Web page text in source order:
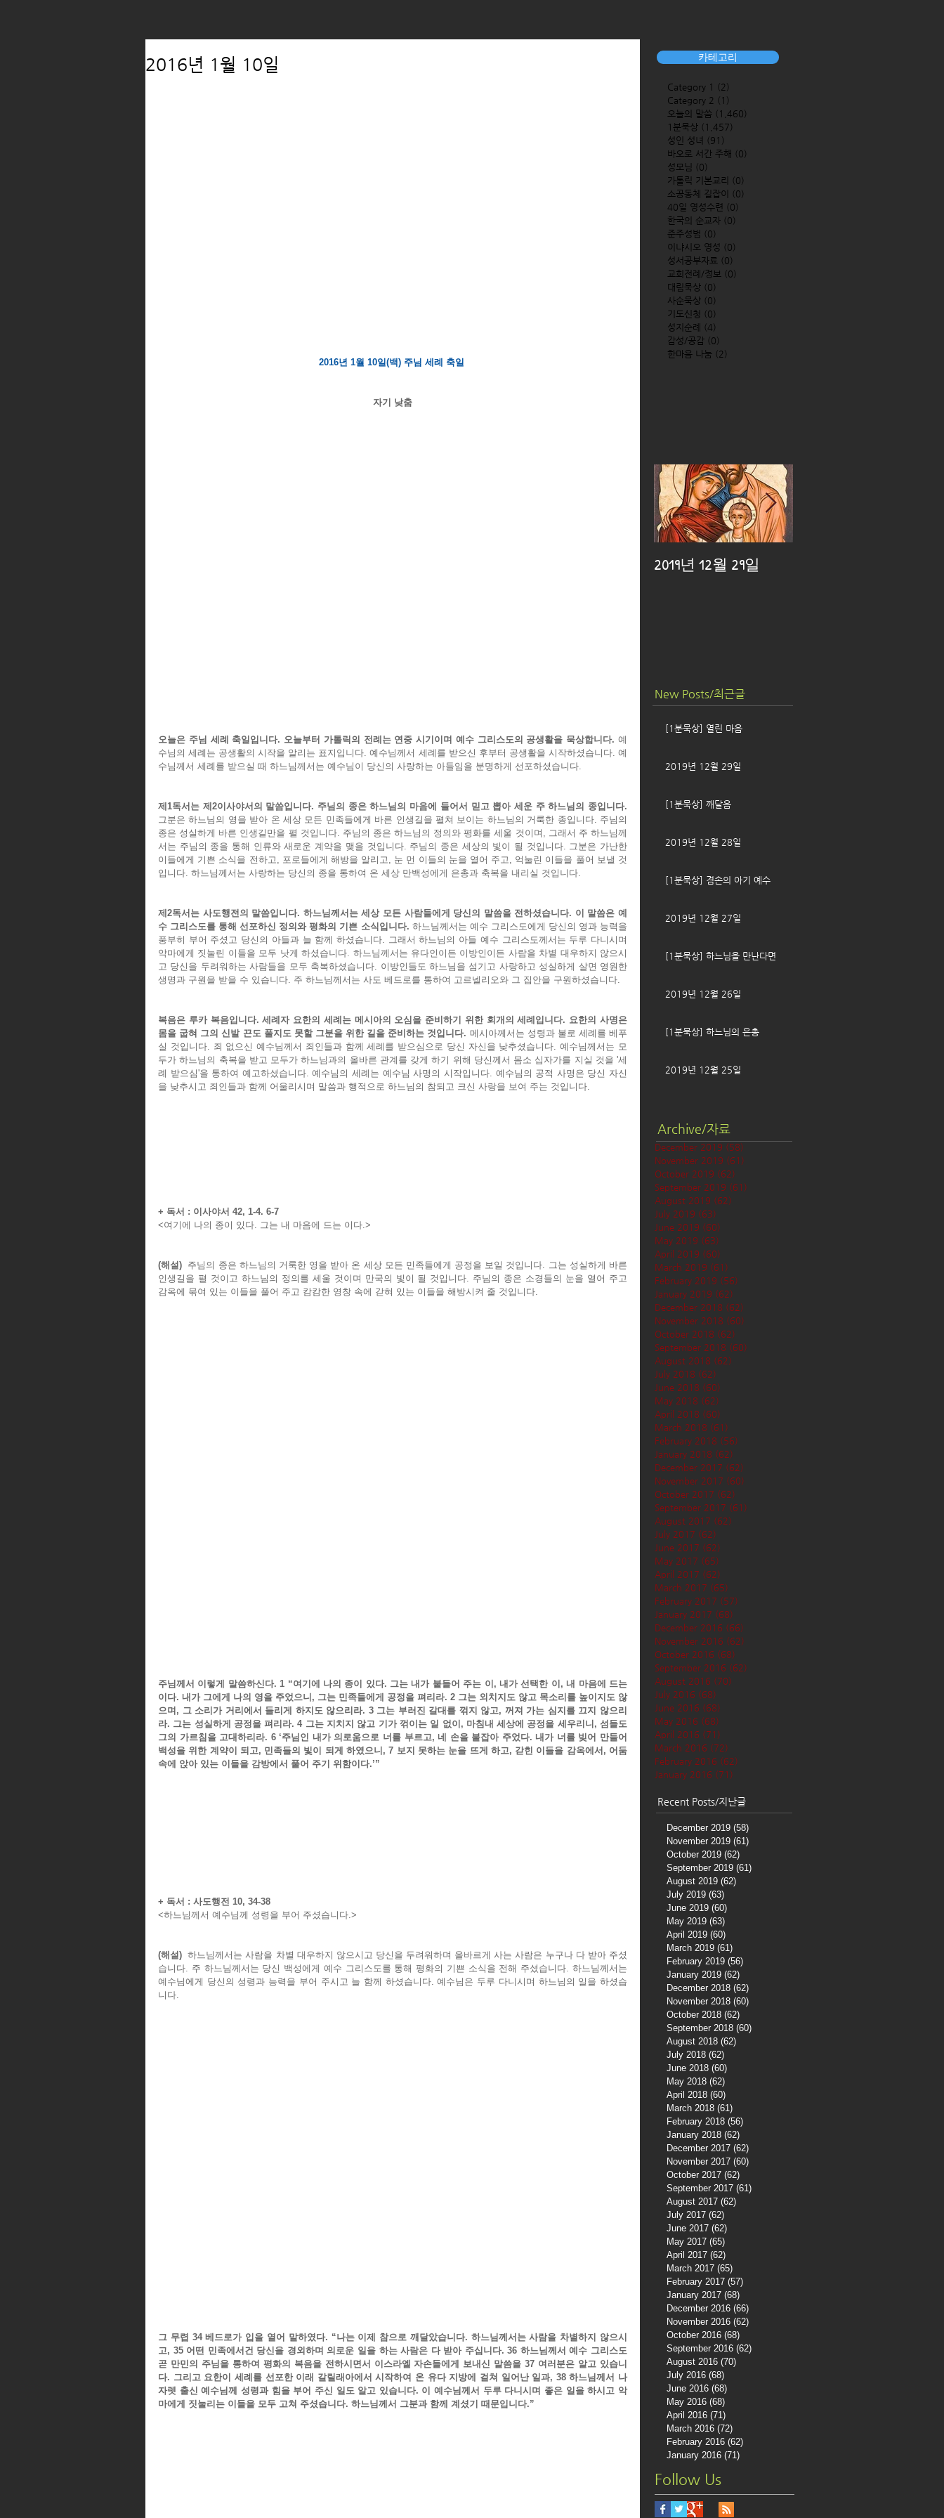
카테고리
Category 1 (2)
Category 2 (1)
오늘의 말씀 (1,460)
1분묵상 (1,457)
성인 성녀 (91)
바오로 서간 주해 (0)
성모님 (0)
가톨릭 기본교리 (0)
소공동체 길잡이
(0)
40일 영성수련 (0)
한국의 순교자 (0)
준주성범 (0)
이냐시오 영성 (0)
성서공부자료 (0)
교회전례/정보 (0)
대림묵상 (0)
사순묵상 (0)
기도신청 (0)
성지순례
(4)
감성/공감 (0)
한마음 나눔 (2)
2019년 12월 29일
New Posts/최근글
[1분묵상] 열린 마음
2019년 12월 29일
[1분묵상] 깨달음
2019년 12월 28일
[1분묵상] 겸손의 아기 예수
2019년 12월 27일
[1분묵상] 하느님을 만난다면
2019년 12월 26일
[1분묵상] 하느님의 은총
2019년 12월 25일
Archive/자료
December 2019 (58)
November 2019 (61)
October 2019 (62)
September 2019 (61)
August 2019 (62)
July 2019 (63)
June 2019 (60)
May 2019 (63)
April 2019 (60)
March 2019 (61)
February 2019 (56)
January 2019 (62)
December 2018 (62)
November 2018 (60)
October 2018 (62)
September 2018 (60)
August 2018 (62)
July 2018 (62)
June 2018 (60)
May 2018 (62)
April 2018 (60)
March 2018 (61)
February 2018 (56)
January 2018 (62)
December 2017 (62)
November 2017 (60)
October 2017 (62)
September 2017 (61)
August 2017 (62)
July 2017 (62)
June 2017 (62)
May 2017 (65)
April 2017 (62)
March 2017 (65)
February 2017 (57)
January 2017 (68)
December 2016 (66)
November 2016 (62)
October 2016 (68)
September 2016 (62)
August 2016 (70)
July 2016 (68)
June 2016 (68)
May 2016 (68)
April 2016 (71)
March 2016 (72)
February 2016 (62)
January 2016 (71)
Recent Posts/지난글
December 2019 (58)
November 2019 (61)
October 2019 (62)
September 2019 (61)
August 2019 (62)
July 2019 (63)
June 2019 (60)
May 2019 (63)
April 2019 (60)
March 2019 (61)
February 2019 (56)
January 2019 (62)
December 2018 (62)
November 2018 (60)
October 2018 (62)
September 2018 (60)
August 2018 (62)
July 2018 (62)
June 2018 (60)
May 2018 (62)
April 2018 (60)
March 2018 (61)
February 2018 (56)
January 2018 (62)
December 2017 (62)
November 2017 (60)
October 2017 (62)
September 2017 (61)
August 2017 (62)
July 2017 (62)
June 2017 (62)
May 2017 (65)
April 2017 (62)
March 2017 (65)
February 2017 (57)
January 2017 (68)
December 2016 (66)
November 2016 (62)
October 2016 (68)
September 2016 (62)
August 2016 (70)
July 2016 (68)
June 2016 (68)
May 2016 (68)
April 2016 (71)
March 2016 (72)
February 2016 (62)
January 2016 (71)
Follow Us
2016년 1월 10일
2016년 1월 10일(백) 주님 세례 축일
자기 낮춤
오늘은 주님 세례 축일입니다. 오늘부터 가톨릭의 전례는 연중 시기이며 예수 그리스도의 공생활을 묵상합니다. 예
수님의 세례는 공생활의 시작을 알리는 표지입니다. 예수님께서 세례를 받으신 후부터 공생활을 시작하셨습니다. 예
수님께서 세례를 받으실 때 하느님께서는 예수님이 당신의 사랑하는 아들임을 분명하게 선포하셨습니다.
제1독서는 제2이사야서의 말씀입니다. 주님의 종은 하느님의 마음에 들어서 믿고 뽑아 세운 주 하느님의 종입니다.
그분은 하느님의 영을 받아 온 세상 모든 민족들에게 바른 인생길을 펼쳐 보이는 하느님의 거룩한 종입니다. 주님의
종은 성실하게 바른 인생길만을 펼 것입니다. 주님의 종은 하느님의 정의와 평화를 세울 것이며, 그래서 주 하느님께
서는 주님의 종을 통해 인류와 새로운 계약을 맺을 것입니다. 주님의 종은 세상의 빛이 될 것입니다. 그분은 가난한
이들에게 기쁜 소식을 전하고, 포로들에게 해방을 알리고, 눈 먼 이들의 눈을 열어 주고, 억눌린 이들을 풀어 보낼 것
입니다. 하느님께서는 사랑하는 당신의 종을 통하여 온 세상 만백성에게 은총과 축복을 내리실 것입니다.
제2독서는 사도행전의 말씀입니다. 하느님께서는 세상 모든 사람들에게 당신의 말씀을 전하셨습니다. 이 말씀은 예
수 그리스도를 통해 선포하신 정의와 평화의 기쁜 소식입니다. 하느님께서는 예수 그리스도에게 당신의 영과 능력을
풍부히 부어 주셨고 당신의 아들과 늘 함께 하셨습니다. 그래서 하느님의 아들 예수 그리스도께서는 두루 다니시며
악마에게 짓눌린 이들을 모두 낫게 하셨습니다. 하느님께서는 유다인이든 이방인이든 사람을 차별 대우하지 않으시
고 당신을 두려워하는 사람들을 모두 축복하셨습니다. 이방인들도 하느님을 섬기고 사랑하고 성실하게 살면 영원한
생명과 구원을 받을 수 있습니다. 주 하느님께서는 사도 베드로를 통하여 고르넬리오와 그 집안을 구원하셨습니다.
복음은 루카 복음입니다. 세례자 요한의 세례는 메시아의 오심을 준비하기 위한 회개의 세례입니다. 요한의 사명은
몸을 굽혀 그의 신발 끈도 풀지도 못할 그분을 위한 길을 준비하는 것입니다. 메시아께서는 성령과 불로 세례를 베푸
실 것입니다. 죄 없으신 예수님께서 죄인들과 함께 세례를 받으심으로 당신 자신을 낮추셨습니다. 예수님께서는 모
두가 하느님의 축복을 받고 모두가 하느님과의 올바른 관계를 갖게 하기 위해 당신께서 몸소 십자가를 지실 것을 '세
례 받으심'을 통하여 예고하셨습니다. 예수님의 세례는 예수님 사명의 시작입니다. 예수님의 공적 사명은 당신 자신
을 낮추시고 죄인들과 함께 어울리시며 말씀과 행적으로 하느님의 참되고 크신 사랑을 보여 주는 것입니다.
+ 독서 : 이사야서 42, 1-4. 6-7
<여기에 나의 종이 있다. 그는 내 마음에 드는 이다.>
(해설)
  주님의 종은 하느님의 거룩한 영을 받아 온 세상 모든 민족들에게 공정을 보일 것입니다. 그는 성실하게 바른
인생길을 펼 것이고 하느님의 정의를 세울 것이며 만국의 빛이 될 것입니다. 주님의 종은 소경들의 눈을 열어 주고
감옥에 묶여 있는 이들을 풀어 주고 캄캄한 영창 속에 갇혀 있는 이들을 해방시켜 줄 것입니다.
주님께서 이렇게 말씀하신다. 1 “여기에 나의 종이 있다. 그는 내가 붙들어 주는 이, 내가 선택한 이, 내 마음에 드는
이다. 내가 그에게 나의 영을 주었으니, 그는 민족들에게 공정을 펴리라. 2 그는 외치지도 않고 목소리를 높이지도 않
으며, 그 소리가 거리에서 들리게 하지도 않으리라. 3 그는 부러진 갈대를 꺾지 않고, 꺼져 가는 심지를 끄지 않으리
라. 그는 성실하게 공정을 펴리라. 4 그는 지치지 않고 기가 꺾이는 일 없이, 마침내 세상에 공정을 세우리니, 섬들도
그의 가르침을 고대하리라. 6 ‘주님인 내가 의로움으로 너를 부르고, 네 손을 붙잡아 주었다. 내가 너를 빚어 만들어
백성을 위한 계약이 되고, 민족들의 빛이 되게 하였으니, 7 보지 못하는 눈을 뜨게 하고, 갇힌 이들을 감옥에서, 어둠
속에 앉아 있는 이들을 감방에서 풀어 주기 위함이다.’”
+ 독서 : 사도행전 10, 34-38
<하느님께서 예수님께 성령을 부어 주셨습니다.>
(해설)
  하느님께서는 사람을 차별 대우하지 않으시고 당신을 두려워하며 올바르게 사는 사람은 누구나 다 받아 주셨
습니다. 주 하느님께서는 당신 백성에게 예수 그리스도를 통해 평화의 기쁜 소식을 전해 주셨습니다. 하느님께서는
예수님에게 당신의 성령과 능력을 부어 주시고 늘 함께 하셨습니다. 예수님은 두루 다니시며 하느님의 일을 하셨습
니다.
그 무렵 34 베드로가 입을 열어 말하였다. “나는 이제 참으로 깨달았습니다. 하느님께서는 사람을 차별하지 않으시
고, 35 어떤 민족에서건 당신을 경외하며 의로운 일을 하는 사람은 다 받아 주십니다. 36 하느님께서 예수 그리스도
곧 만민의 주님을 통하여 평화의 복음을 전하시면서 이스라엘 자손들에게 보내신 말씀을 37 여러분은 알고 있습니
다. 그리고 요한이 세례를 선포한 이래 갈릴래아에서 시작하여 온 유다 지방에 걸쳐 일어난 일과, 38 하느님께서 나
자렛 출신 예수님께 성령과 힘을 부어 주신 일도 알고 있습니다. 이 예수님께서 두루 다니시며 좋은 일을 하시고 악
마에게 짓눌리는 이들을 모두 고쳐 주셨습니다. 하느님께서 그분과 함께 계셨기 때문입니다.”